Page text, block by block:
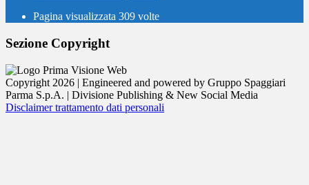
Pagina visualizzata 309 volte
Sezione Copyright
Copyright 2026 | Engineered and powered by Gruppo Spaggiari
Parma S.p.A. | Divisione Publishing & New Social Media
Disclaimer trattamento dati personali